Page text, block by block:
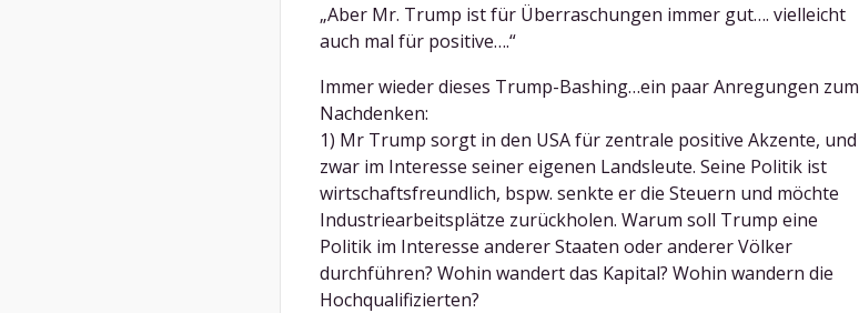
„Aber Mr. Trump ist für Überraschungen immer gut…. vielleicht
auch mal für positive….“
Immer wieder dieses Trump-Bashing…ein paar Anregungen zum
Nachdenken:
1) Mr Trump sorgt in den USA für zentrale positive Akzente, und
zwar im Interesse seiner eigenen Landsleute. Seine Politik ist
wirtschaftsfreundlich, bspw. senkte er die Steuern und möchte
Industriearbeitsplätze zurückholen. Warum soll Trump eine
Politik im Interesse anderer Staaten oder anderer Völker
durchführen? Wohin wandert das Kapital? Wohin wandern die
Hochqualifizierten?